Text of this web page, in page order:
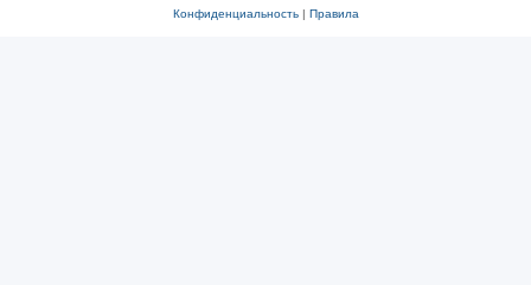
Конфиденциальность| Правила